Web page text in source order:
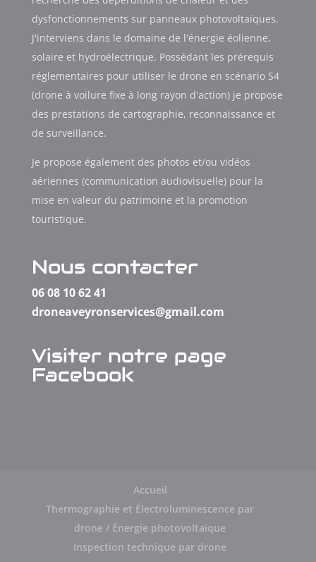
dysfonctionnements sur panneaux photovoltaïques.
J'interviens dans le domaine de l'énergie éolienne,
solaire et hydroélectrique. Possédant les prérequis
réglementaires pour utiliser le drone en scénario S4
(drone à voilure fixe à long rayon d'action) je propose
des prestations de cartographie, reconnaissance et
de surveillance.
Je propose également des photos et/ou vidéos
aériennes (communication audiovisuelle) pour la
mise en valeur du patrimoine et la promotion
touristique.
Nous contacter
06 08 10 62 41
droneaveyronservices@gmail.com
Visiter notre page
Facebook
Accueil
Thermographie et Électroluminescence par
drone / Énergie photovoltaïque
Inspection technique par drone